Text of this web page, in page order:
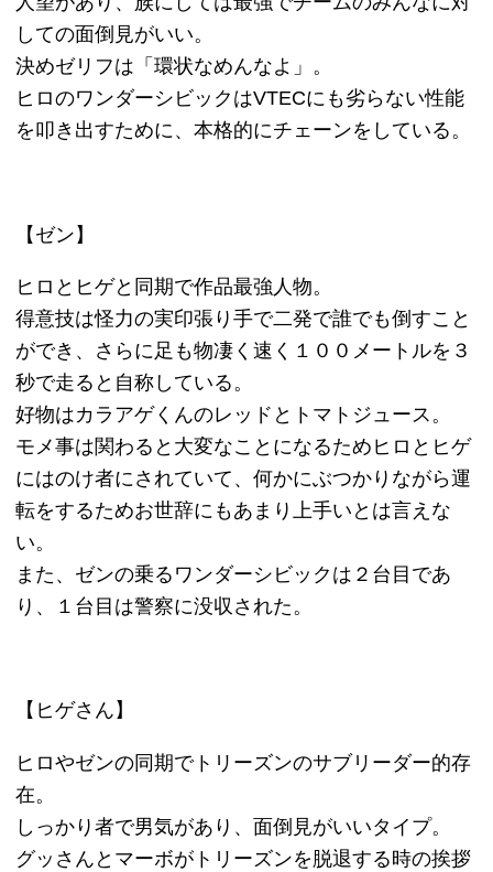
▼ 実施中のキャンペーン
キャンペーン 定価の40%以上買取
大口査定
よくある質問 買取商品一覧
選ばれる10の理由 高額買取が可能な理由
お問い合わせ 運営会社
特定商取引法記載 プライバシーポリシー
利用規約 サイトマップ
ページの先頭へ戻る
古物商許可証番号:兵庫県公安委員会 第631531400002号